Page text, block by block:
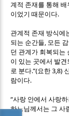
계적 존재를 통해
이었기 때문이다.
관계적 존재 방식에
되는 순간들, 모든
던 관계가 회복되는
이 있는 곳에서 발
로 분다.”(요한3,8)
람이다.
“사랑 안에서 사랑
하느님께서는 그 사